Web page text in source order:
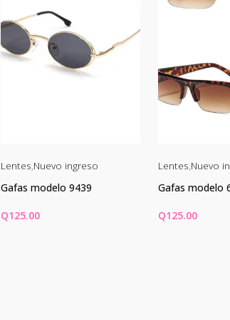
Lentes,Nuevo ingreso
Gafas modelo 9439
Q125.00
Lentes,Nuevo
Gafas modelo
Q125.00